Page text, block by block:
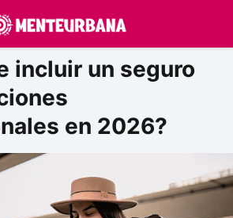
incluir un seguro
en 2026?